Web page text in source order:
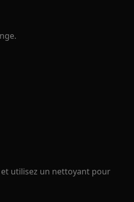
utilisez un nettoyant pour